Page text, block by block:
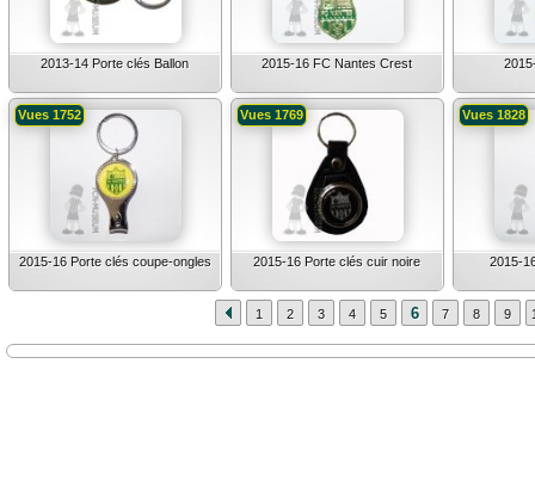
2013-14 Porte clés Ballon 2015-16 FC Nantes Crest
2015-16 Porte clés coupe-ongles
Vues 1752
2015-16 Porte clés cuir noire
Vues 1769
2015-
Vues 1828
1 2 3 4 5 6 7 8 9